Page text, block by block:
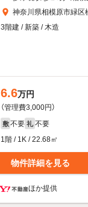
神奈川県相模原市緑区
3階建 / 新築 / 木造
6.6万円
（管理費3,000円）
敷 不要 礼 不要
1階 / 1K / 22.68㎡
物件詳細を見る
ほか提供